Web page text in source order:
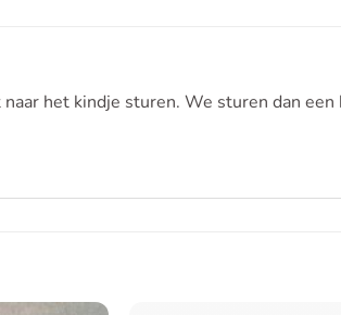
het kindje sturen. We sturen dan een